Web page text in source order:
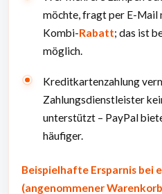
möchte, fragt per E-Mail
Kombi-Rabatt; das ist
möglich.
Kreditkartenzahlung
Zahlungsdienstleister
unterstützt – PayPal
häufiger.
Beispielhafte Ersparnis bei
(angenommener